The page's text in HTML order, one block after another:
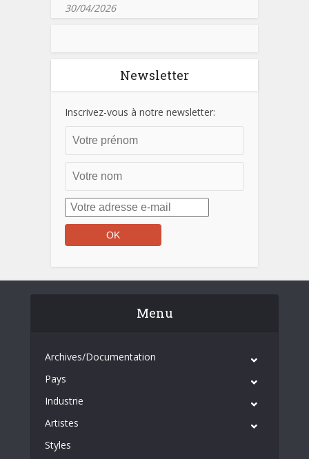
30/04/2026
Newsletter
Inscrivez-vous à notre newsletter:
Menu
Archives/Documentation
Pays
Industrie
Artistes
Styles